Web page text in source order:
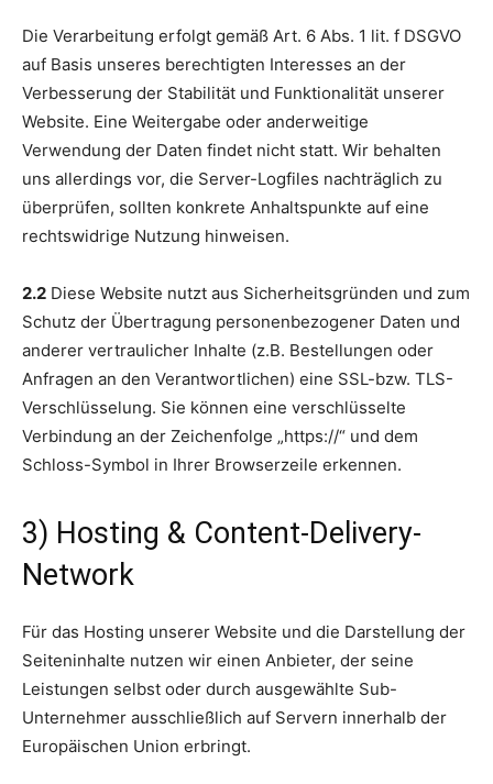
Die Verarbeitung erfolgt gemäß Art. 6 Abs. 1 lit. f DSGVO
auf Basis unseres berechtigten Interesses an der
Verbesserung der Stabilität und Funktionalität unserer
Website. Eine Weitergabe oder anderweitige
Verwendung der Daten findet nicht statt. Wir behalten
uns allerdings vor, die Server-Logfiles nachträglich zu
überprüfen, sollten konkrete Anhaltspunkte auf eine
rechtswidrige Nutzung hinweisen.
2.2 Diese Website nutzt aus Sicherheitsgründen und zum
Schutz der Übertragung personenbezogener Daten und
anderer vertraulicher Inhalte (z.B. Bestellungen oder
Anfragen an den Verantwortlichen) eine SSL-bzw. TLS-
Verschlüsselung. Sie können eine verschlüsselte
Verbindung an der Zeichenfolge „https://“ und dem
Schloss-Symbol in Ihrer Browserzeile erkennen.
3) Hosting & Content-Delivery-
Network
Für das Hosting unserer Website und die Darstellung der
Seiteninhalte nutzen wir einen Anbieter, der seine
Leistungen selbst oder durch ausgewählte Sub-
Unternehmer ausschließlich auf Servern innerhalb der
Europäischen Union erbringt.